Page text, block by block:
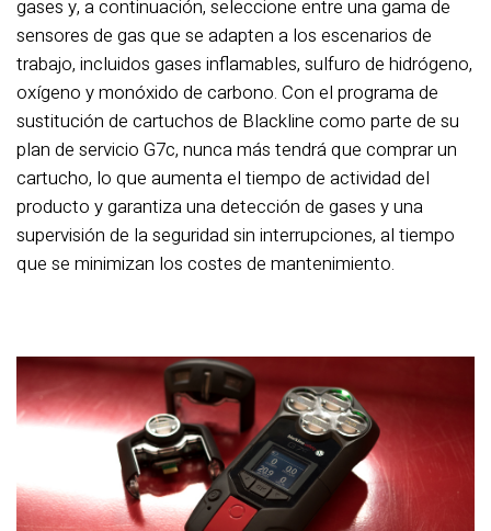
gases y, a continuación, seleccione entre una gama de
sensores de gas que se adapten a los escenarios de
trabajo, incluidos gases inflamables, sulfuro de hidrógeno,
oxígeno y monóxido de carbono. Con el programa de
sustitución de cartuchos de Blackline como parte de su
plan de servicio G7c, nunca más tendrá que comprar un
cartucho, lo que aumenta el tiempo de actividad del
producto y garantiza una detección de gases y una
supervisión de la seguridad sin interrupciones, al tiempo
que se minimizan los costes de mantenimiento.